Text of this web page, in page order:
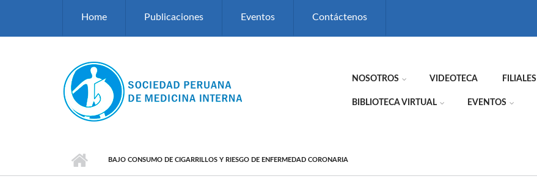
Home Publicaciones Eventos Contáctenos
NOSOTROS VIDEOTECA FILIALES
BIBLIOTECA VIRTUAL EVENTOS
BAJO CONSUMO DE CIGARRILLOS Y RIESGO DE ENFERMEDAD CORONARIA